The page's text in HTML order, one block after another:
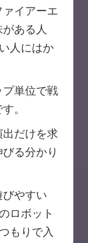
イアーエ
ある人
人にはか
プ単位で戦
。
だけを求
る分かり
やすい
ロボット
もりで入